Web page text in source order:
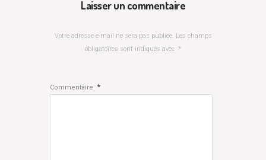
Laisser un commentaire
Votre adresse e-mail ne sera pas publiée. Les champs
obligatoires sont indiqués avec *
Commentaire *